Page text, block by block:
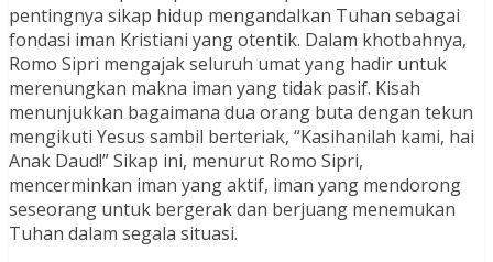
pentingnya sikap hidup mengandalkan Tuhan sebagai
fondasi iman Kristiani yang otentik. Dalam khotbahnya,
Romo Sipri mengajak seluruh umat yang hadir untuk
merenungkan makna iman yang tidak pasif. Kisah
menunjukkan bagaimana dua orang buta dengan tekun
mengikuti Yesus sambil berteriak, “Kasihanilah kami, hai
Anak Daud!” Sikap ini, menurut Romo Sipri,
mencerminkan iman yang aktif, iman yang mendorong
seseorang untuk bergerak dan berjuang menemukan
Tuhan dalam segala situasi.